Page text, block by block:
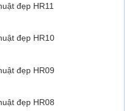
đẹp HR11
đẹp HR10
đẹp HR09
đẹp HR08